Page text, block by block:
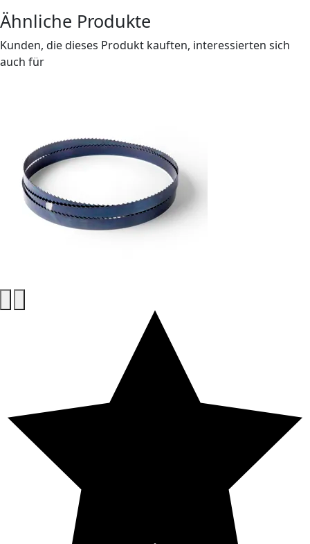
Ähnliche Produkte
Kunden, die dieses Produkt kauften, interessierten sich
auch für